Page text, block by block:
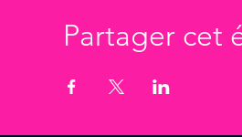
Partager cet